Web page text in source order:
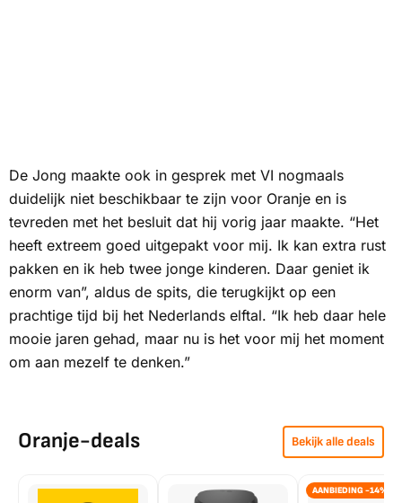
De Jong maakte ook in gesprek met VI nogmaals
duidelijk niet beschikbaar te zijn voor Oranje en is
tevreden met het besluit dat hij vorig jaar maakte. “Het
heeft extreem goed uitgepakt voor mij. Ik kan extra rust
pakken en ik heb twee jonge kinderen. Daar geniet ik
enorm van”, aldus de spits, die terugkijkt op een
prachtige tijd bij het Nederlands elftal. “Ik heb daar hele
mooie jaren gehad, maar nu is het voor mij het moment
om aan mezelf te denken.”
Oranje-deals Bekijk alle deals
AANBIEDING -14%